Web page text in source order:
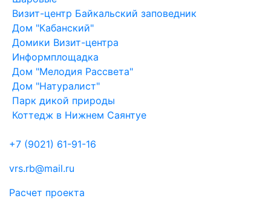
Визит-центр Байкальский заповедник
Дом "Кабанский"
Домики Визит-центра
Информплощадка
Дом "Мелодия Рассвета"
Дом "Натуралист"
Парк дикой природы
Коттедж в Нижнем Саянтуе
+7 (9021) 61-91-16
vrs.rb@mail.ru
Расчет проекта